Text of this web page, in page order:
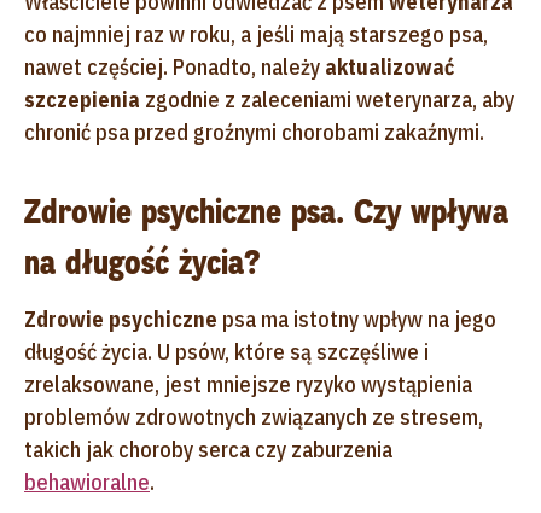
co najmniej raz w roku, a jeśli mają starszego psa,
nawet częściej. Ponadto, należy aktualizować
szczepienia zgodnie z zaleceniami weterynarza, aby
chronić psa przed groźnymi chorobami zakaźnymi.
Zdrowie psychiczne psa. Czy wpływa
na długość życia?
Zdrowie psychiczne psa ma istotny wpływ na jego
długość życia. U psów, które są szczęśliwe i
zrelaksowane, jest mniejsze ryzyko wystąpienia
problemów zdrowotnych związanych ze stresem,
takich jak choroby serca czy zaburzenia
behawioralne.